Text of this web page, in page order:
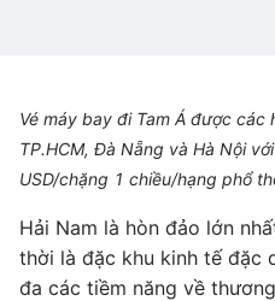
Vé máy bay đi Tam Á được
TP.HCM, Đà Nẵng và Hà Nội
USD/chặng 1 chiều/hạng phổ
Hải Nam là hòn đảo lớn
thời là đặc khu kinh tế đặc
đa các tiềm năng về